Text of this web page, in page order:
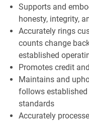
Supports and
honesty, integrity,
Accurately rings
counts change
established
Promotes credit
Maintains and
follows
standards
Accurately